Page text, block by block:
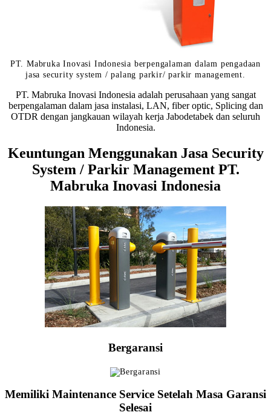
PT. Mabruka Inovasi Indonesia berpengalaman dalam pengadaan
jasa security system / palang parkir/ parkir management.
PT. Mabruka Inovasi Indonesia adalah perusahaan yang sangat
berpengalaman dalam jasa instalasi, LAN, fiber optic, Splicing dan
OTDR dengan jangkauan wilayah kerja Jabodetabek dan seluruh
Indonesia.
Keuntungan Menggunakan Jasa Security
System / Parkir Management PT.
Mabruka Inovasi Indonesia
Bergaransi
Memiliki Maintenance Service Setelah Masa Garansi
Selesai